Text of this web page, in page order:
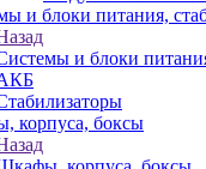
и блоки питания,
и блоки
корпуса, боксы